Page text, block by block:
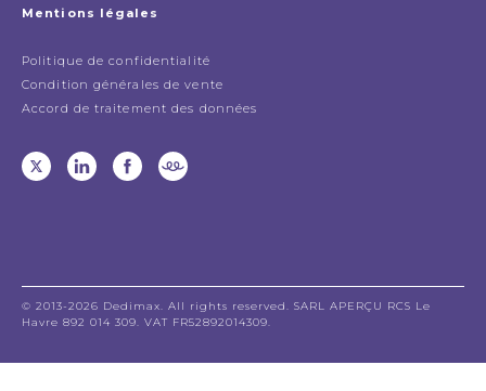
Mentions légales
Politique de confidentialité
Condition générales de vente
Accord de traitement des données
© 2013-2026 Dedimax. All rights reserved. SARL APERÇU RCS Le
Havre 892 014 309. VAT FR52892014309.